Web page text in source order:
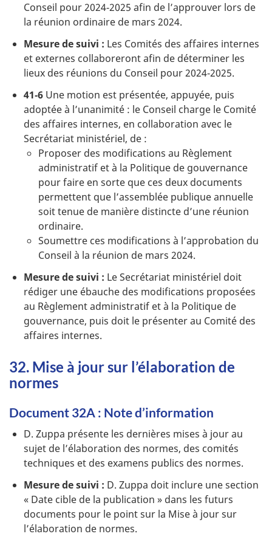
Conseil pour 2024‑2025 afin de l’approuver lors de
la réunion ordinaire de mars 2024.
Mesure de suivi : Les Comités des affaires internes
et externes collaboreront afin de déterminer les
lieux des réunions du Conseil pour 2024‑2025.
41‑6 Une motion est présentée, appuyée, puis
adoptée à l’unanimité : le Conseil charge le Comité
des affaires internes, en collaboration avec le
Secrétariat ministériel, de :
Proposer des modifications au Règlement
administratif et à la Politique de gouvernance
pour faire en sorte que ces deux documents
permettent que l’assemblée publique annuelle
soit tenue de manière distincte d’une réunion
ordinaire.
Soumettre ces modifications à l’approbation du
Conseil à la réunion de mars 2024.
Mesure de suivi : Le Secrétariat ministériel doit
rédiger une ébauche des modifications proposées
au Règlement administratif et à la Politique de
gouvernance, puis doit le présenter au Comité des
affaires internes.
32. Mise à jour sur l’élaboration de
normes
Document 32A : Note d’information
D. Zuppa présente les dernières mises à jour au
sujet de l’élaboration des normes, des comités
techniques et des examens publics des normes.
Mesure de suivi : D. Zuppa doit inclure une section
« Date cible de la publication » dans les futurs
documents pour le point sur la Mise à jour sur
l’élaboration de normes.